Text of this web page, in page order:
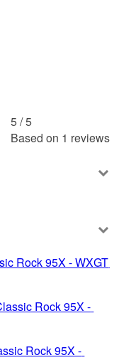
5 /5
Based on 1 reviews
Rock 95X - WXGT
Rock 95X -
Rock 95X -